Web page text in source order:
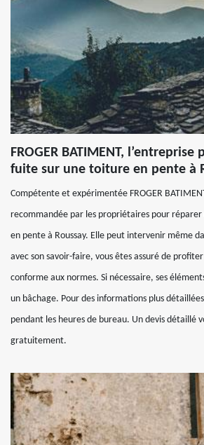
FROGER BATIMENT,
fuite sur une toiture en pente à
Compétente et expérimentée FROGER
recommandée par les propriétaires pour
en pente à Roussay. Elle peut intervenir même
avec son savoir-faire, vous êtes assuré de
conforme aux normes. Si nécessaire, ses
un bâchage. Pour des informations plus
pendant les heures de bureau. Un devis détaillé
gratuitement.